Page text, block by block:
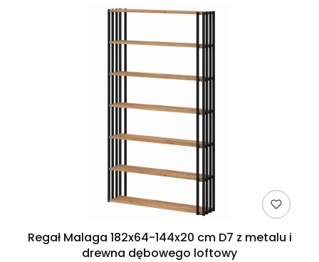
Regał Malaga 182x64-144x20 cm D7 z metalu i
drewna dębowego loftowy